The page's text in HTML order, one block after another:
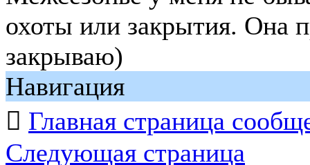
охоты или закрытия. Она
закрываю)
Навигация
 Главная страница
Следующая страница